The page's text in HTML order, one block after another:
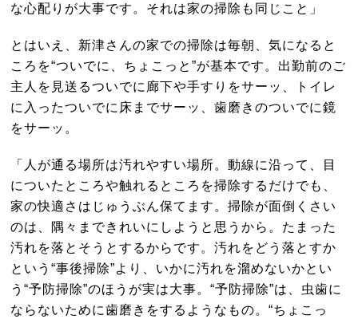
な心配りが大事です。それは家の掃除も同じこと」
とはいえ、新津さんの家での掃除は毎朝、気になると
ころを“ついでに、ちょこっと”が基本です。出勤前のご
主人を見送るついでに廊下や手すりをサーッ、トイレ
に入ったついでに床までサーッ、歯磨きのついでに鏡
をサーッ。
「人が通る場所は汚れやすい場所。動線に沿って、目
についたところや触れるところを掃除するだけでも、
家の快適さはじゅうぶん保てます。掃除が面倒くさい
のは、隅々まできれいにしようと思うから。たまった
汚れを落とそうとするからです。汚れをどう落とすか
という“事後掃除”より、いかに汚れを溜めないかとい
う“予防掃除”のほうが実は大事。“予防掃除”は、虫歯に
ならないために歯磨きをするようなもの。“ちょこっ